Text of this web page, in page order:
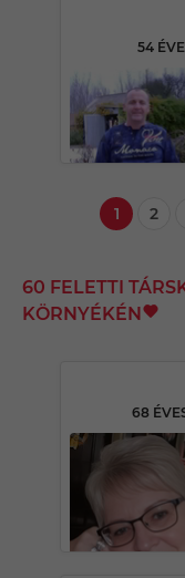
54
1 2
60 FELETTI
KÖRNYÉKÉN
68